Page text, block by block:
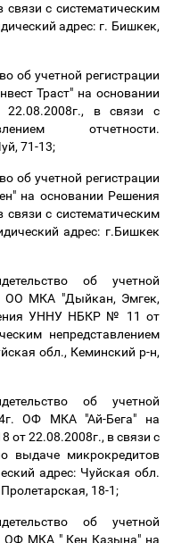
с систематическим
адрес: г. Бишкек,
об учетной регистрации
Траст" на основании
в связи с
отчетности.
71-13;
об учетной регистрации
на основании Решения
с систематическим
адрес: г.Бишкек
об учетной
ОО МКА "Дыйкан, Эмгек,
УННУ НБКР № 11 от
непредставлением
обл., Кеминский р-н,
об учетной
ОФ МКА "Ай-Бега" на
22.08.2008г., в связи с
выдаче микрокредитов
адрес: Чуйская обл.
18-1;
об учетной
ОФ МКА " Кен Казына" на